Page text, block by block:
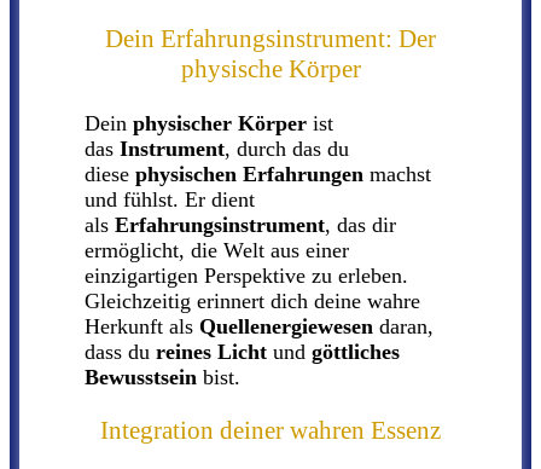
Dein Erfahrungsinstrument: Der
physische Körper
Dein physischer Körper ist
das Instrument, durch das du
diese physischen Erfahrungen machst
und fühlst. Er dient
als Erfahrungsinstrument, das dir
ermöglicht, die Welt aus einer
einzigartigen Perspektive zu erleben.
Gleichzeitig erinnert dich deine wahre
Herkunft als Quellenergiewesen daran,
dass du reines Licht und göttliches
Bewusstsein bist.
Integration deiner wahren Essenz